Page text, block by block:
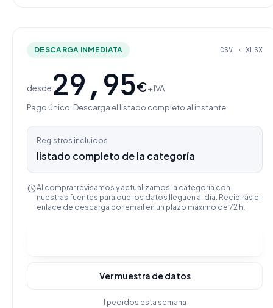
DESCARGA INMEDIATA CSV · XLSX
desde 29,95€+ IVA
Pago único. Descarga el listado completo al instante.
Registros incluidos
listado completo de la categoría
Al comprar revisamos y actualizamos la categoría con
nuestras fuentes para que los datos lleguen al día. Recibirás el
enlace de descarga por email en un plazo máximo de 72 h.
Ver muestra de datos
1 pedidos esta semana